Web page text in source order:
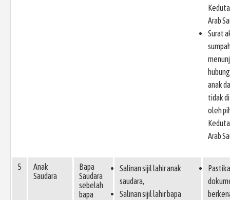
Arab
Surat
anak
tidak
oleh
Arab
5
Anak
Saudara
Bapa
Saudara
sebelah
bapa
Salinan sijil lahir anak
saudara,
Salinan sijil lahir bapa